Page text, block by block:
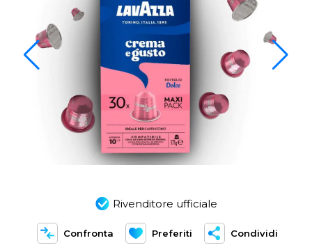
Rivenditore ufficiale
Confronta Preferiti Condividi